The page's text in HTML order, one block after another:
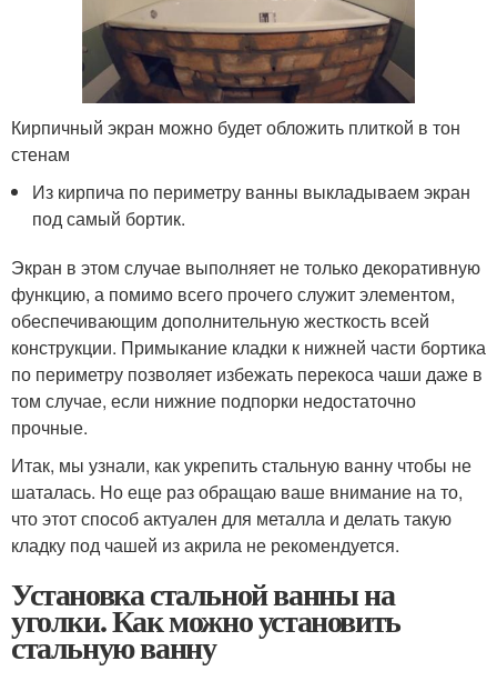
Кирпичный экран можно будет обложить плиткой в тон
стенам
Из кирпича по периметру ванны выкладываем экран
под самый бортик.
Экран в этом случае выполняет не только декоративную
функцию, а помимо всего прочего служит элементом,
обеспечивающим дополнительную жесткость всей
конструкции. Примыкание кладки к нижней части бортика
по периметру позволяет избежать перекоса чаши даже в
том случае, если нижние подпорки недостаточно
прочные.
Итак, мы узнали, как укрепить стальную ванну чтобы не
шаталась. Но еще раз обращаю ваше внимание на то,
что этот способ актуален для металла и делать такую
кладку под чашей из акрила не рекомендуется.
Установка стальной ванны на
уголки. Как можно установить
стальную ванну